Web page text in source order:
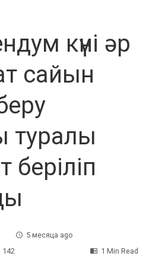
күні әр
сайын
туралы
беріліп
5 месяца ago
142 1 Min Read